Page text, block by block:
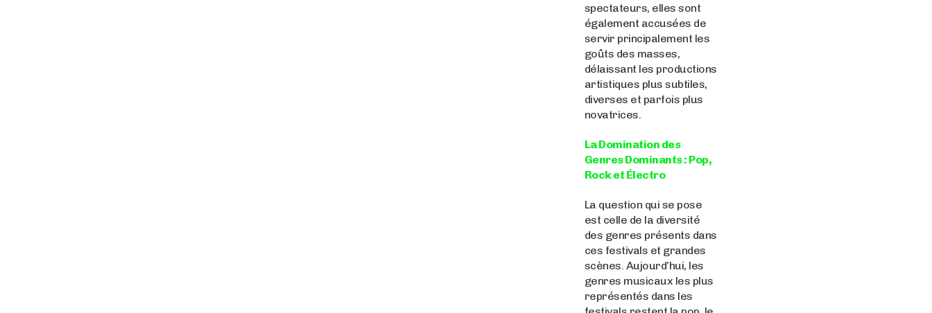
spectateurs, elles sont
également accusées de
servir principalement les
goûts des masses,
délaissant les productions
artistiques plus subtiles,
diverses et parfois plus
novatrices.
La Domination des
Genres Dominants : Pop,
Rock et Électro
La question qui se pose
est celle de la diversité
des genres présents dans
ces festivals et grandes
scènes. Aujourd’hui, les
genres musicaux les plus
représentés dans les